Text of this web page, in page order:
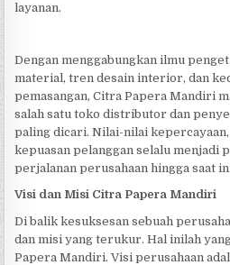
layanan.
Dengan menggabungkan ilmu
material, tren desain interior, dan
pemasangan, Citra Papera Mandiri
salah satu toko distributor dan
paling dicari. Nilai-nilai
kepuasan pelanggan selalu menjadi
perjalanan perusahaan hingga saat
Visi dan Misi Citra Papera Mandiri
Di balik kesuksesan sebuah
dan misi yang terukur. Hal inilah
Papera Mandiri. Visi perusahaan